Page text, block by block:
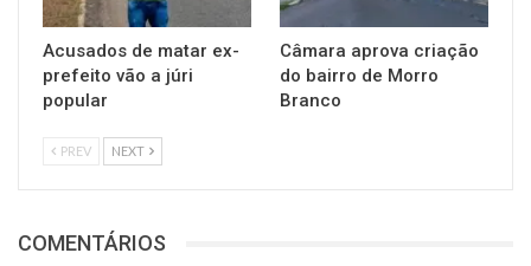
Acusados de matar ex-
prefeito vão a júri
popular
Câmara aprova criação
do bairro de Morro
Branco
PREV NEXT
COMENTÁRIOS